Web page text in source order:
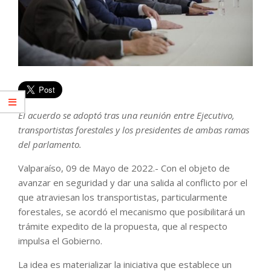
El acuerdo se adoptó tras una reunión entre Ejecutivo,
transportistas forestales y los presidentes de ambas ramas
del parlamento.
Valparaíso, 09 de Mayo de 2022.- Con el objeto de
avanzar en seguridad y dar una salida al conflicto por el
que atraviesan los transportistas, particularmente
forestales, se acordó el mecanismo que posibilitará un
trámite expedito de la propuesta, que al respecto
impulsa el Gobierno.
La idea es materializar la iniciativa que establece un